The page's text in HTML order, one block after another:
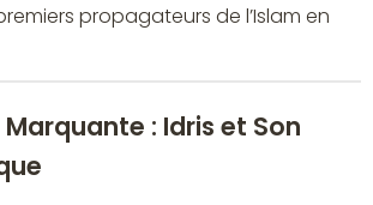
propagateurs de l’Islam en
: Idris et Son